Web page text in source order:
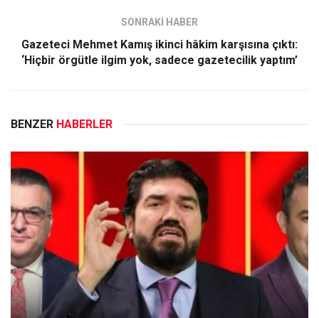
SONRAKİ HABER
Gazeteci Mehmet Kamış ikinci hâkim karşısına çıktı:
‘Hiçbir örgütle ilgim yok, sadece gazetecilik yaptım’
BENZER HABERLER